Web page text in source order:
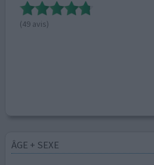
(49 avis)
ÂGE + SEXE